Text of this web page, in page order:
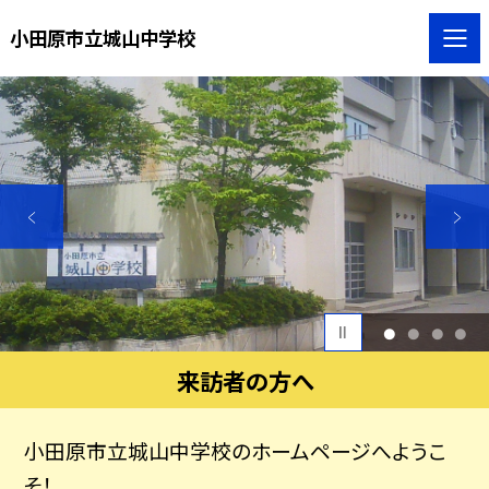
小田原市立城山中学校
1 2 3 4
来訪者の方へ
小田原市立城山中学校のホームページへようこ